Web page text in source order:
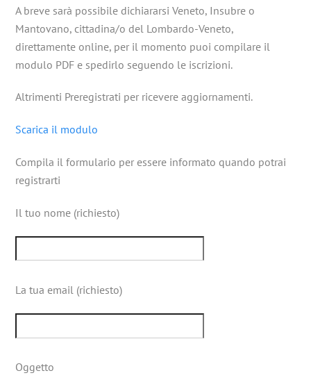
A breve sarà possibile dichiararsi Veneto, Insubre o
Mantovano, cittadina/o del Lombardo-Veneto,
direttamente online, per il momento puoi compilare il
modulo PDF e spedirlo seguendo le iscrizioni.
Altrimenti Preregistrati per ricevere aggiornamenti.
Scarica il modulo
Compila il formulario per essere informato quando potrai
registrarti
Il tuo nome (richiesto)
La tua email (richiesto)
Oggetto